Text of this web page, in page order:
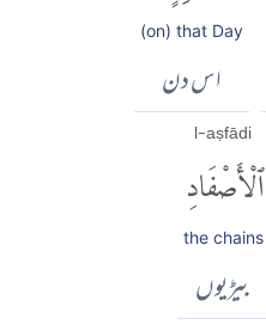
(on) that Day
اس دن
l-aṣfādi
ٱلْأَصْفَادِ
the chains
بیڑیوں